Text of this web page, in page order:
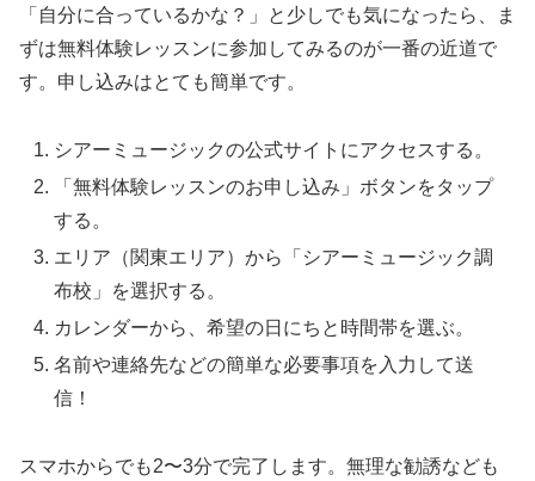
「自分に合っているかな？」と少しでも気になったら、ま
ずは無料体験レッスンに参加してみるのが一番の近道で
す。申し込みはとても簡単です。
シアーミュージックの公式サイトにアクセスする。
「無料体験レッスンのお申し込み」ボタンをタップ
する。
エリア（関東エリア）から「シアーミュージック調
布校」を選択する。
カレンダーから、希望の日にちと時間帯を選ぶ。
名前や連絡先などの簡単な必要事項を入力して送
信！
スマホからでも2〜3分で完了します。無理な勧誘なども